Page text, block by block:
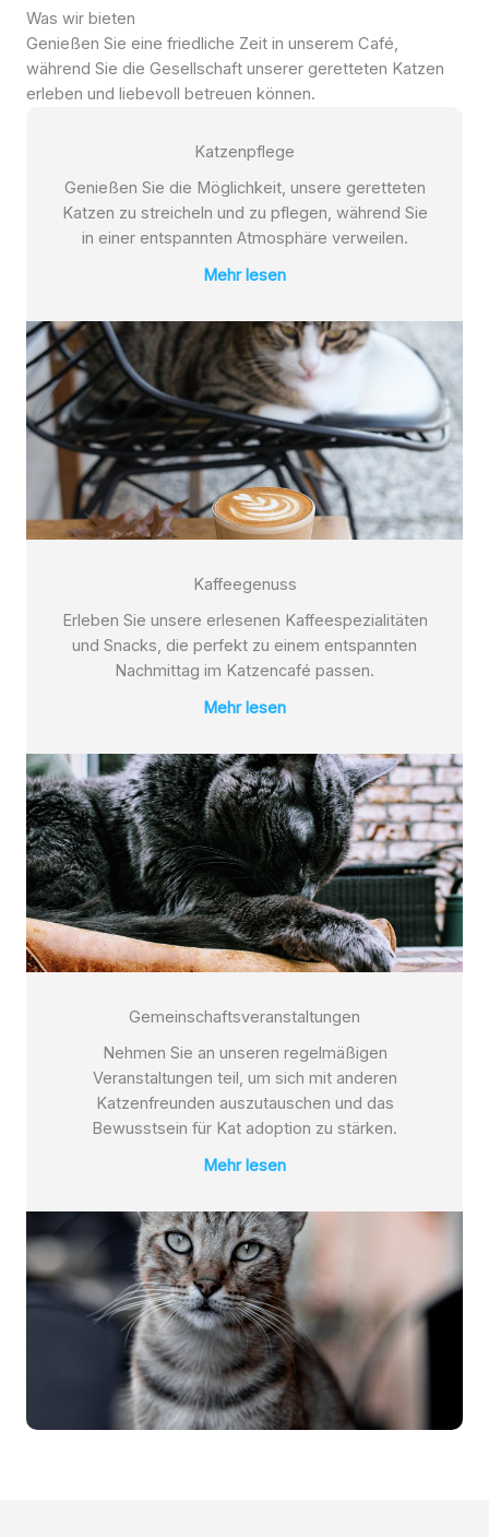
Was wir bieten
Genießen Sie eine friedliche Zeit in unserem Café,
während Sie die Gesellschaft unserer geretteten Katzen
erleben und liebevoll betreuen können.
Katzenpflege
Genießen Sie die Möglichkeit, unsere geretteten
Katzen zu streicheln und zu pflegen, während Sie
in einer entspannten Atmosphäre verweilen.
Mehr lesen
Kaffeegenuss
Erleben Sie unsere erlesenen Kaffeespezialitäten
und Snacks, die perfekt zu einem entspannten
Nachmittag im Katzencafé passen.
Mehr lesen
Gemeinschaftsveranstaltungen
Nehmen Sie an unseren regelmäßigen
Veranstaltungen teil, um sich mit anderen
Katzenfreunden auszutauschen und das
Bewusstsein für Kat adoption zu stärken.
Mehr lesen